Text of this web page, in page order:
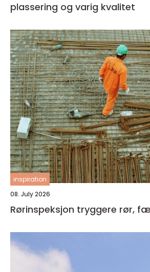
plassering og varig kvalitet
inspiration
08. July 2026
Rørinspeksjon